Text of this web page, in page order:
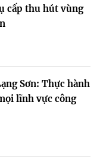
cấp thu hút vùng
Sơn: Thực hành
lĩnh vực công